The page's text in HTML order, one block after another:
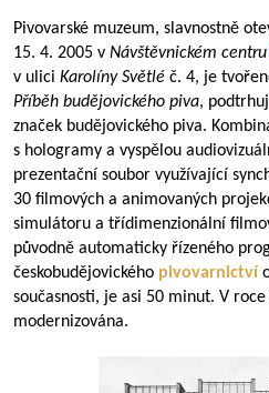
Pivovarské muzeum, slavnostně
15. 4. 2005 v Návštěvnickém centru
v ulici Karolíny Světlé č. 4, je
Příběh budějovického piva,
značek budějovického piva.
s hologramy a vyspělou
prezentační soubor využívající
30 filmových a animovaných
simulátoru a třídimenzionální
původně automaticky řízeného
českobudějovického pivovarnictví
současnosti, je asi 50 minut. V
modernizována.